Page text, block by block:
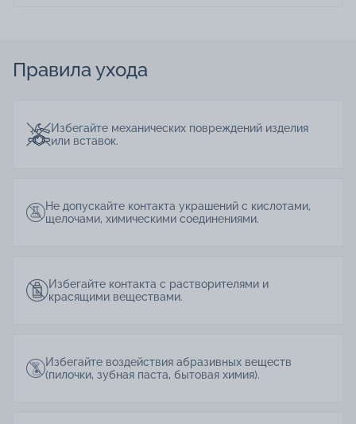
Правила ухода
Избегайте механических повреждений изделия
или вставок.
Не допускайте контакта украшений с кислотами,
щелочами, химическими соединениями.
Избегайте контакта с растворителями и
красящими веществами.
Избегайте воздействия абразивных веществ
(пилочки, зубная паста, бытовая химия).